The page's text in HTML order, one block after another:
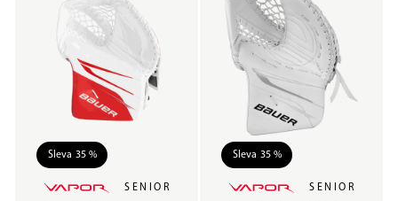
Sleva 35 %
SENIOR
Sleva 35 %
SENIOR